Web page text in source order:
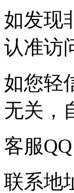
如发现
认准访
如您轻
无关，
客服
联系地